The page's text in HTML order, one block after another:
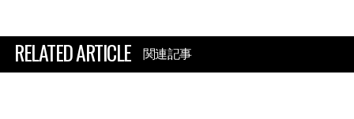
RELATED ARTICLE 関連記事